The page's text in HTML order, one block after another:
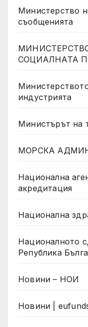
Министерство
съобщенията
СОЦИАЛНАТА
индустрията
Министърът на
МОРСКА
Национална
акредитация
Национална
Националното
Република
Новини – НОИ
Новини |